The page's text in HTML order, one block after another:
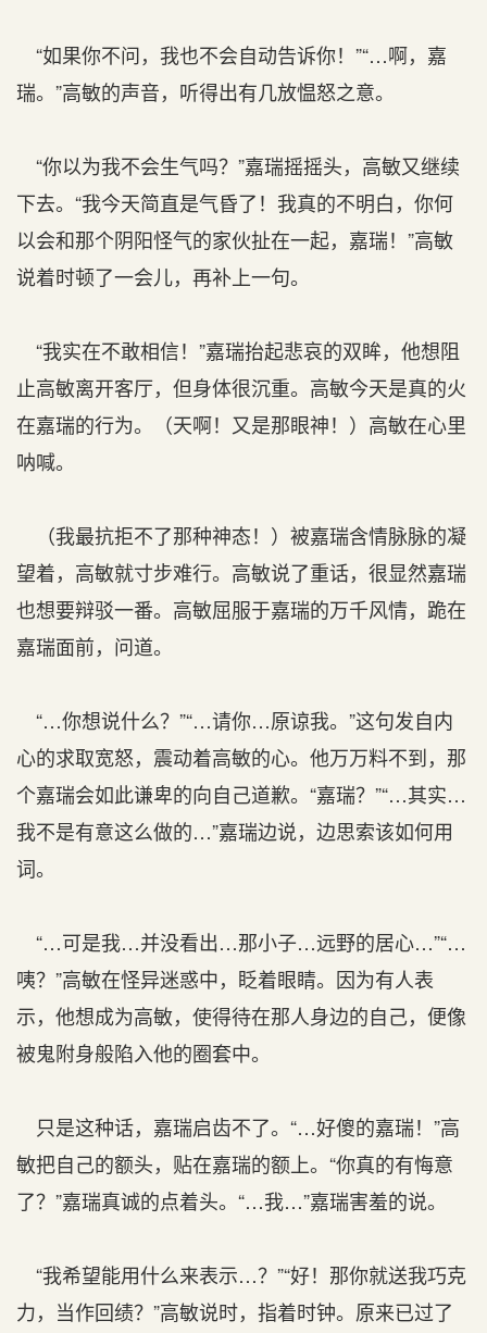
“如果你不问，我也不会自动告诉你！”“…啊，嘉
瑞。”高敏的声音，听得出有几放愠怒之意。
“你以为我不会生气吗？”嘉瑞摇摇头，高敏又继续
下去。“我今天简直是气昏了！我真的不明白，你何
以会和那个阴阳怪气的家伙扯在一起，嘉瑞！”高敏
说着时顿了一会儿，再补上一句。
“我实在不敢相信！”嘉瑞抬起悲哀的双眸，他想阻
止高敏离开客厅，但身体很沉重。高敏今天是真的火
在嘉瑞的行为。（天啊！又是那眼神！）高敏在心里
呐喊。
（我最抗拒不了那种神态！）被嘉瑞含情脉脉的凝
望着，高敏就寸步难行。高敏说了重话，很显然嘉瑞
也想要辩驳一番。高敏屈服于嘉瑞的万千风情，跪在
嘉瑞面前，问道。
“…你想说什么？”“…请你…原谅我。”这句发自内
心的求取宽怒，震动着高敏的心。他万万料不到，那
个嘉瑞会如此谦卑的向自己道歉。“嘉瑞？”“…其实…
我不是有意这么做的…”嘉瑞边说，边思索该如何用
词。
“…可是我…并没看出…那小子…远野的居心…”“…
咦？”高敏在怪异迷惑中，眨着眼睛。因为有人表
示，他想成为高敏，使得待在那人身边的自己，便像
被鬼附身般陷入他的圈套中。
只是这种话，嘉瑞启齿不了。“…好傻的嘉瑞！”高
敏把自己的额头，贴在嘉瑞的额上。“你真的有悔意
了？”嘉瑞真诚的点着头。“…我…”嘉瑞害羞的说。
“我希望能用什么来表示…？”“好！那你就送我巧克
力，当作回绩？”高敏说时，指着时钟。原来已过了